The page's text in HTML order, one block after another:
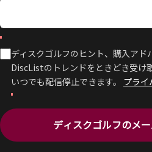
ディスクゴルフのヒント、購入アド
DiscListのトレンドをときどき受け
いつでも配信停止できます。 プライ
ディスクゴルフのメ